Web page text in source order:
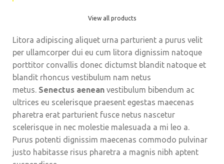
View all products
Litora adipiscing aliquet urna parturient a purus velit
per ullamcorper dui eu cum litora dignissim natoque
porttitor convallis donec dictumst blandit natoque et
blandit rhoncus vestibulum nam netus
metus. Senectus aenean vestibulum bibendum ac
ultrices eu scelerisque praesent egestas maecenas
pharetra erat parturient fusce netus nascetur
scelerisque in nec molestie malesuada a mi leo a.
Purus potenti dignissim maecenas commodo pulvinar
justo habitasse risus pharetra a magnis nibh aptent